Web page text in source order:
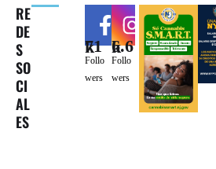
RE
DE
S
SO
CI
AL
ES
71k
Follo
wers
6.6k
Follo
wers